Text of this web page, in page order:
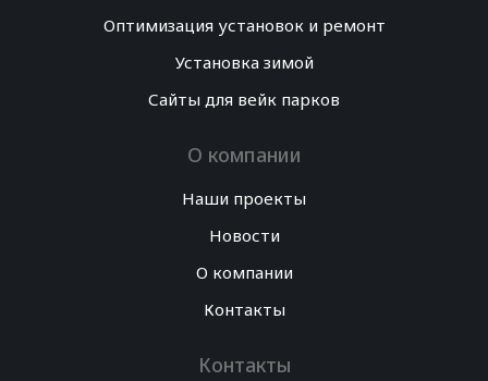
Оптимизация установок и ремонт
Установка зимой
Сайты для вейк парков
О компании
Наши проекты
Новости
О компании
Контакты
Контакты